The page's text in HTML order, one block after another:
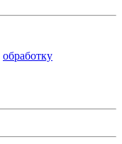
обработку